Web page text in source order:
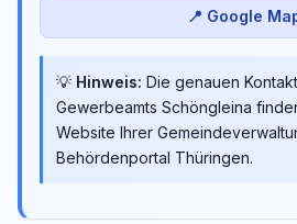
📍 Google
💡 Hinweis: Die genauen
Gewerbeamts Schöngleina
Website Ihrer
Behördenportal Thüringen.